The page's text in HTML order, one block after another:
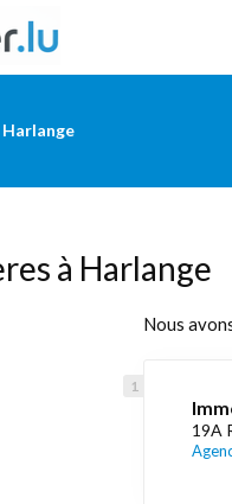
Harlange
à Harlange
Nous
19A